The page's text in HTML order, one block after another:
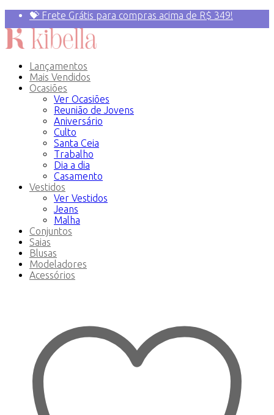
💝 Frete Grátis para compras acima de R$ 349!
Primeira compra? 10% OFF com o Cupom:
PRIMEIRAVEZ
Lançamentos
Mais Vendidos
Ocasiões
Ver Ocasiões
Reunião de Jovens
Aniversário
Culto
Santa Ceia
Trabalho
Dia a dia
Casamento
Vestidos
Ver Vestidos
Jeans
Malha
Conjuntos
Saias
Blusas
Modeladores
Acessórios